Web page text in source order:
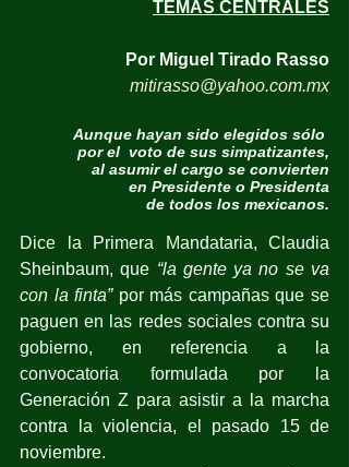
TEMAS CENTRALES
Por Miguel Tirado Rasso
mitirasso@yahoo.com.mx
Aunque hayan sido elegidos sólo
por el  voto de sus simpatizantes,
al asumir el cargo se convierten
en Presidente o Presidenta
de todos los mexicanos.
Dice la Primera Mandataria, Claudia
Sheinbaum, que “la gente ya no se va
con la finta” por más campañas que se
paguen en las redes sociales contra su
gobierno, en referencia a la
convocatoria formulada por la
Generación Z para asistir a la marcha
contra la violencia, el pasado 15 de
noviembre.